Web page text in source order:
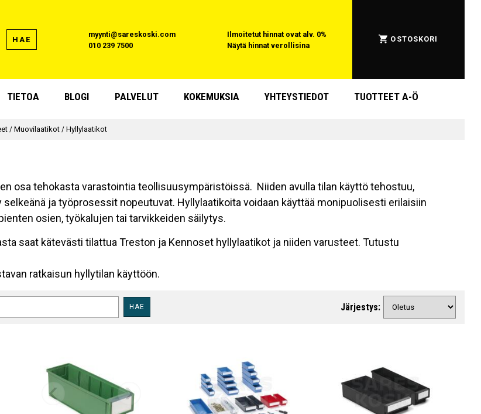
HAE
myynti@sareskoski.com
010 239 7500
Ilmoitetut hinnat ovat alv. 0%
Näytä hinnat verollisina
OSTOSKORI
TIETOA BLOGI PALVELUT KOKEMUKSIA YHTEYSTIEDOT TUOTTEET A-Ö
/Muovilaatikot /Hyllylaatikot
osa tehokasta varastointia teollisuusympäristöissä. Niiden avulla tilan käyttö tehostuu,
ja työprosessit nopeutuvat. Hyllylaatikoita voidaan käyttää monipuolisesti erilaisiin
osien, työkalujen tai tarvikkeiden säilytys.
saat kätevästi tilattua Treston ja Kennoset hyllylaatikot ja niiden varusteet. Tutustu
ratkaisun hyllytilan käyttöön.
HAE Järjestys: